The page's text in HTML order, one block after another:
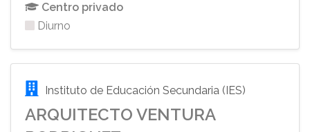
Centro privado
Diurno
Instituto de Educación Secundaria (IES)
ARQUITECTO VENTURA